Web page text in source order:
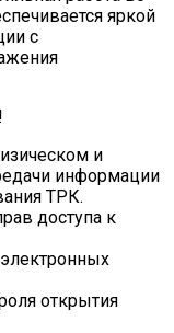
яркой
с
и
информации
ТРК.
доступа к
открытия